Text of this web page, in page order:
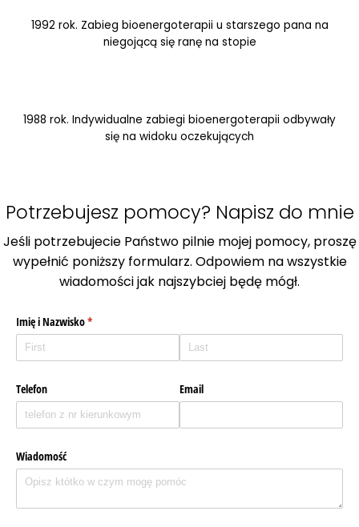
1992 rok. Zabieg bioenergoterapii u starszego pana na
niegojącą się ranę na stopie
1988 rok. Indywidualne zabiegi bioenergoterapii odbywały
się na widoku oczekujących
Potrzebujesz pomocy? Napisz do mnie
Jeśli potrzebujecie Państwo pilnie mojej pomocy, proszę
wypełnić poniższy formularz. Odpowiem na wszystkie
wiadomości jak najszybciej będę mógł.
Imię i Nazwisko*
(required)
Telefon Email
Wiadomość